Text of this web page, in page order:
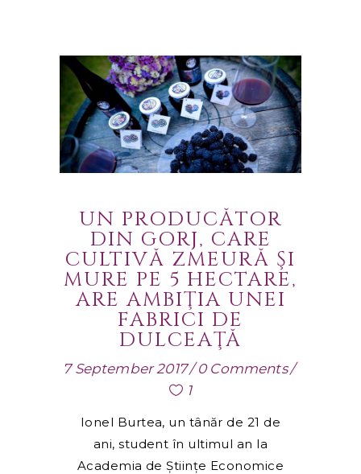
UN PRODUCĂTOR
DIN GORJ, CARE
CULTIVĂ ZMEURĂ ŞI
MURE PE 5 HECTARE,
ARE AMBIŢIA UNEI
FABRICI DE
DULCEAŢĂ
7 September 2017
0 Comments
1
Ionel Burtea, un tânăr de 21 de
ani, student în ultimul an la
Academia de Ştiinţe Economice